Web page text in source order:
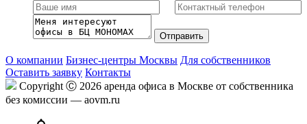
О компании Бизнес-центры Москвы Для собственников
Оставить заявку Контакты
Copyright Ⓒ 2026 аренда офиса в Москве от собственника
без комиссии — aovm.ru